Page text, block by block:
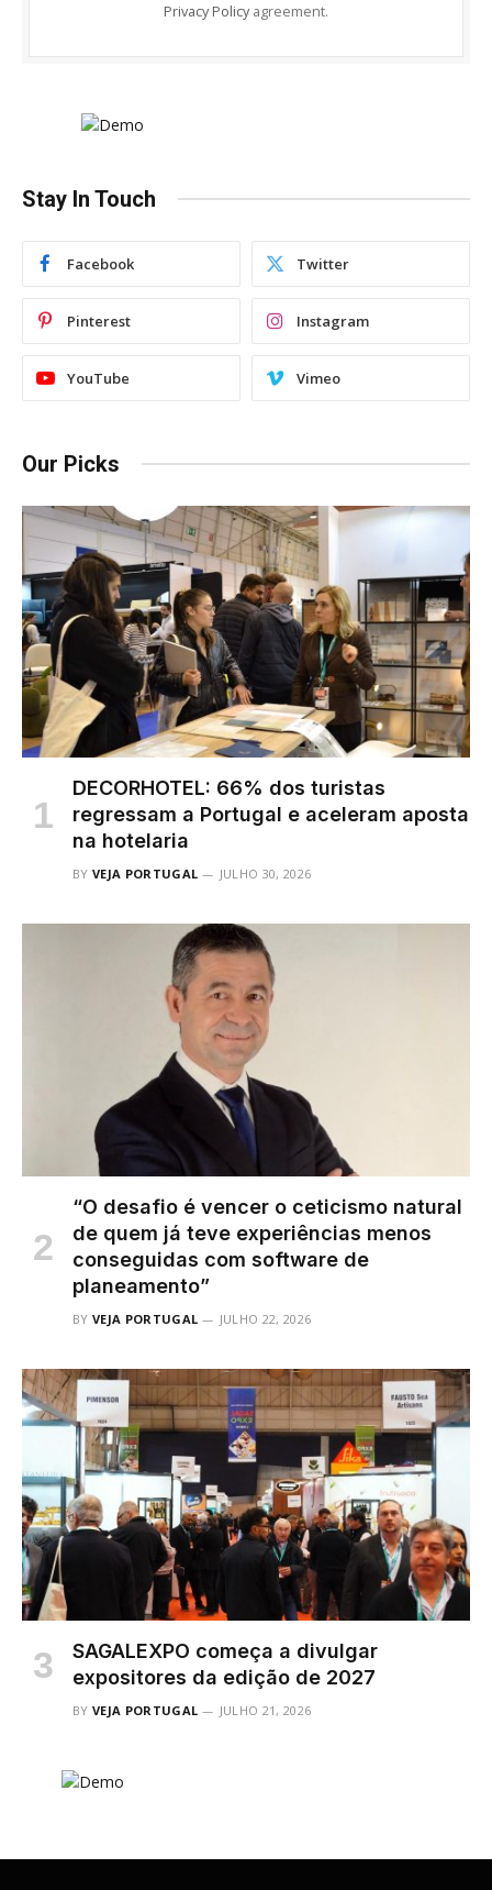
Privacy Policy agreement.
Stay In Touch
Facebook Twitter
Pinterest Instagram
YouTube Vimeo
Our Picks
DECORHOTEL: 66% dos turistas
regressam a Portugal e aceleram aposta
na hotelaria
BY VEJA PORTUGAL JULHO 30, 2026
“O desafio é vencer o ceticismo natural
de quem já teve experiências menos
conseguidas com software de
planeamento”
BY VEJA PORTUGAL JULHO 22, 2026
SAGALEXPO começa a divulgar
expositores da edição de 2027
BY VEJA PORTUGAL JULHO 21, 2026